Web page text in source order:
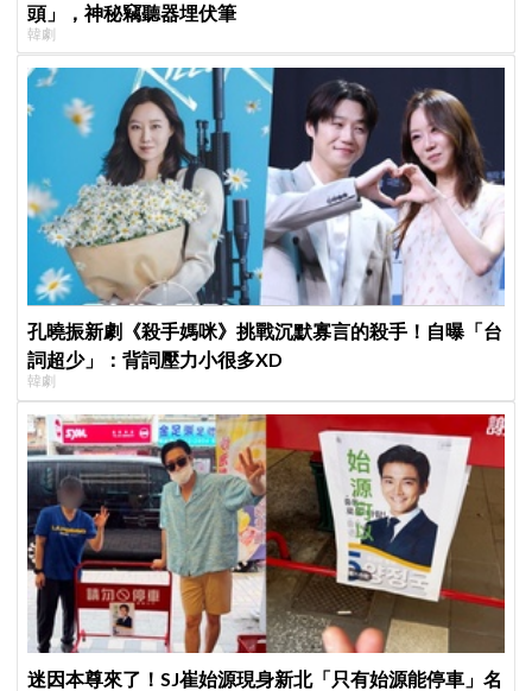
頭」，神秘竊聽器埋伏筆
韓劇
孔曉振新劇《殺手媽咪》挑戰沉默寡言的殺手！自曝「台
詞超少」：背詞壓力小很多XD
韓劇
迷因本尊來了！SJ崔始源現身新北「只有始源能停車」名